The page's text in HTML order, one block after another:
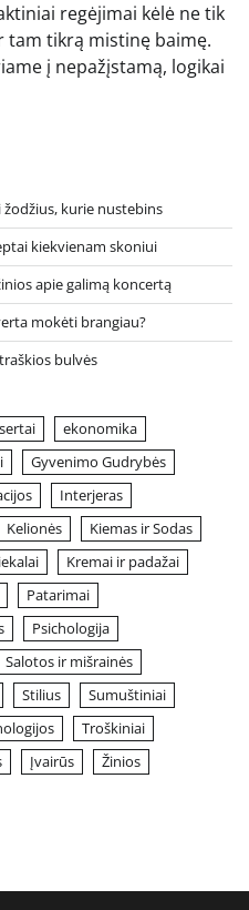
regėjimai kėlė ne tik
tam tikrą mistinę baimę.
į nepažįstamą, logikai
kurie nustebins
kiekvienam skoniui
apie galimą koncertą
mokėti brangiau?
bulvės
ekonomika
Gyvenimo Gudrybės
Interjeras
Kelionės
Kiemas ir Sodas
Kremai ir padažai
Patarimai
Psichologija
Salotos ir mišrainės
Stilius
Sumuštiniai
Troškiniai
Įvairūs
Žinios